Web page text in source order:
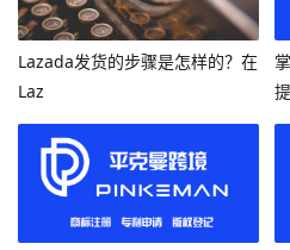
Lazada发货的步骤是怎样的？在
Laz